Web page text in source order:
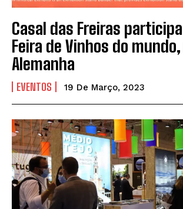
Casal das Freiras
Feira de Vinhos do
Alemanha
EVENTOS 19 De Março, 2023